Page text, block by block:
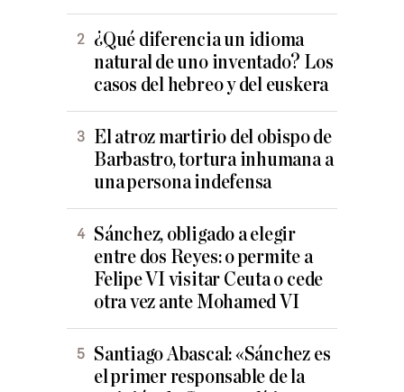
¿Qué diferencia un idioma
natural de uno inventado? Los
casos del hebreo y del euskera
El atroz martirio del obispo de
Barbastro, tortura inhumana a
una persona indefensa
Sánchez, obligado a elegir
entre dos Reyes: o permite a
Felipe VI visitar Ceuta o cede
otra vez ante Mohamed VI
Santiago Abascal: «Sánchez es
el primer responsable de la